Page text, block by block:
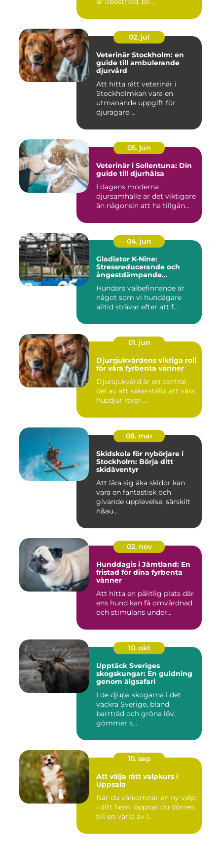
02. jul
Veterinär Stockholm: en
guide till ambulerande
djurvård
Att hitta rätt veterinär i
Stockholmkan vara en
utmanande uppgift för
djurägare ...
05. jun
Veterinär i Sollentuna: Din
guide till djurhälsa
I dagens moderna
djursamhälle är det viktigare
än någonsin att ha tillgån...
04. jun
Gladiator K-Nine:
Stressreducerande och
ångestdämpande
Hundars välbefinnande är
något som vi hundägare
alltid strävar efter att f...
01. jun
Djursjukvårdens viktiga roll
för våra fyrbenta vänner
Djursjukvård är en central
del av att säkerställa att våra
husdjur lever ...
08. mar
Skidskola för nybörjare i
Stockholm: Börja ditt
skidäventyr
Att lära sig åka skidor kan
vara en fantastisk och
givande upplevelse, särskilt
n&au...
02. nov
Hunddagis i Jämtland: En
fristad för dina fyrbenta
vänner
Att hitta en pålitlig plats där
ens hund kan få omvårdnad
och stimulans under...
10. okt
Upptäck Sveriges
skogskungar: En guidning
genom älgsafari
I de djupa skogarna i det
vackra Sverige, bland
barrträd och gröna löv,
gömmer s...
10. sep
Att välja rätt valpkurs i
Uppsala
När du välkomnar en ny valp
i ditt hem, öppnar du dörren
till en värld av l...